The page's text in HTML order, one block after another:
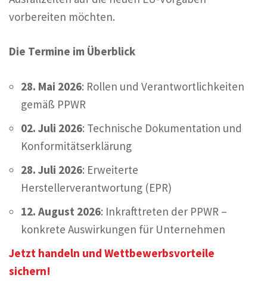
vorbereiten möchten.
Die Termine im Überblick
28. Mai 2026: Rollen und Verantwortlichkeiten
gemäß PPWR
02. Juli 2026: Technische Dokumentation und
Konformitätserklärung
28. Juli 2026: Erweiterte
Herstellerverantwortung (EPR)
12. August 2026: Inkrafttreten der PPWR –
konkrete Auswirkungen für Unternehmen
Jetzt handeln und Wettbewerbsvorteile
sichern!